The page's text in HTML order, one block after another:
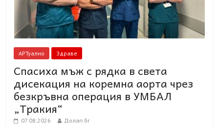
АРТуално Здраве
Спасиха мъж с рядка в света
дисекация на коремна аорта чрез
безкръвна операция в УМБАЛ
„Тракия“
07.08.2026 Долап.бг